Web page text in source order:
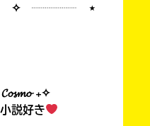
✧ ┈┈┈┈ ⋆
₊✧
説好き